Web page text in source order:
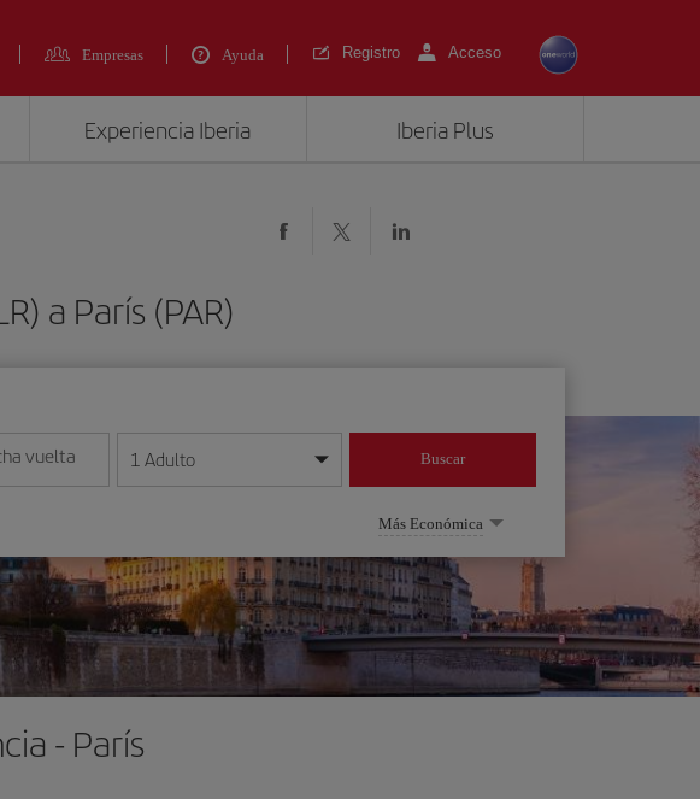
Empresas Ayuda Registro Acceso
Experiencia Iberia Iberia Plus
a París (PAR)
día/mes/año
vuelta
la fecha en formato día/mes/año
1 Adulto Buscar
Más Económica
- París